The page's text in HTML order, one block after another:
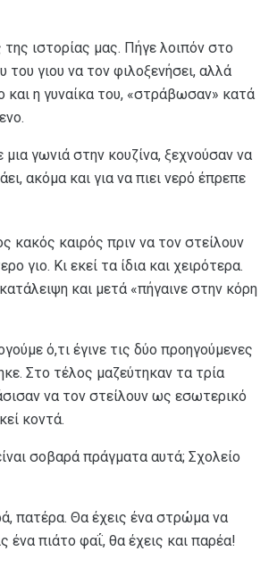
ιστορίας μας. Πήγε λοιπόν στο
του γιου να τον φιλοξενήσει, αλλά
και η γυναίκα του, «στράβωσαν» κατά
γωνιά στην κουζίνα, ξεχνούσαν να
ακόμα και για να πιει νερό έπρεπε
κακός καιρός πριν να τον στείλουν
γιο. Κι εκεί τα ίδια και χειρότερα.
και μετά «πήγαινε στην κόρη
ό,τι έγινε τις δύο προηγούμενες
Στο τέλος μαζεύτηκαν τα τρία
να τον στείλουν ως εσωτερικό
κοντά.
σοβαρά πράγματα αυτά; Σχολείο
πατέρα. Θα έχεις ένα στρώμα να
ένα πιάτο φαΐ, θα έχεις και παρέα!